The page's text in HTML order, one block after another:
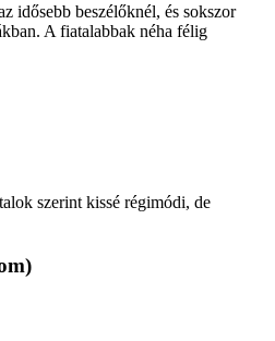
idősebb beszélőknél, és sokszor
A fiatalabbak néha félig
szerint kissé régimódi, de